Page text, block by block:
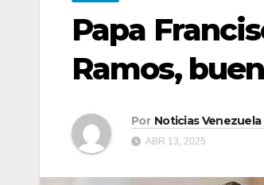
Papa
Ramos,
Por Noticias Venezuela
ABR 13, 2025